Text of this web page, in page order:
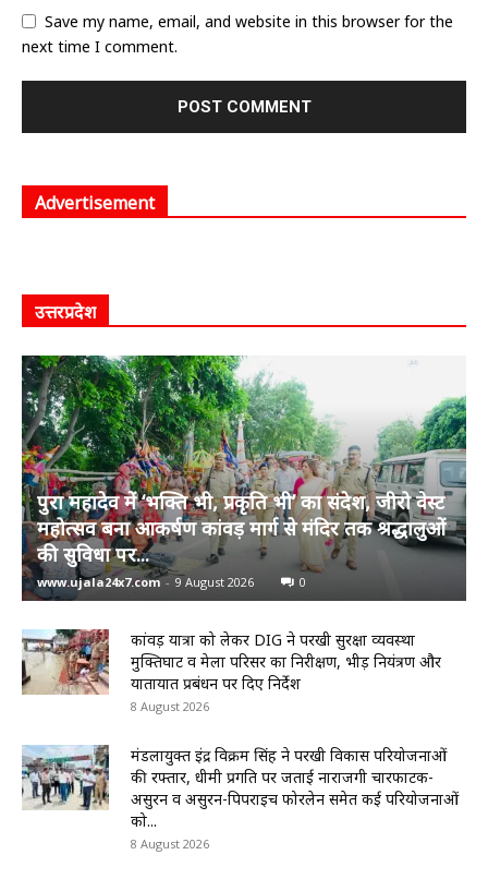
Save my name, email, and website in this browser for the
next time I comment.
Advertisement
उत्तरप्रदेश
पुरा महादेव में ‘भक्ति भी, प्रकृति भी’ का संदेश, जीरो वेस्ट
महोत्सव बना आकर्षण कांवड़ मार्ग से मंदिर तक श्रद्धालुओं
की सुविधा पर...
www.ujala24x7.com - 9 August 2026 0
कांवड़ यात्रा को लेकर DIG ने परखी सुरक्षा व्यवस्था
मुक्तिघाट व मेला परिसर का निरीक्षण, भीड़ नियंत्रण और
यातायात प्रबंधन पर दिए निर्देश
8 August 2026
मंडलायुक्त इंद्र विक्रम सिंह ने परखी विकास परियोजनाओं
की रफ्तार, धीमी प्रगति पर जताई नाराजगी चारफाटक-
असुरन व असुरन-पिपराइच फोरलेन समेत कई परियोजनाओं
को...
8 August 2026